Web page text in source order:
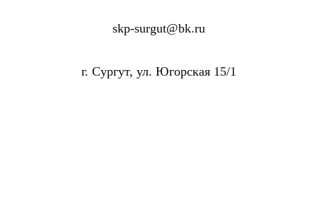
skp-surgut@bk.ru
г. Сургут, ул. Югорская 15/1